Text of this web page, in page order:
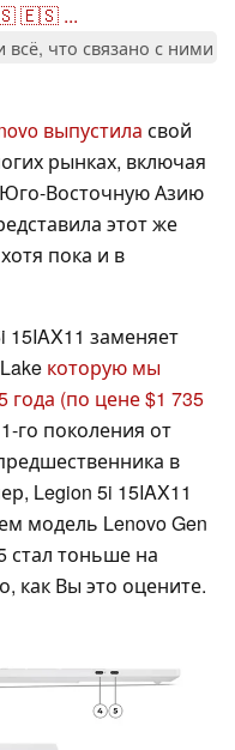
🇪🇸 ...
всё, что связано с ними
выпустила свой
рынках, включая
Восточную Азию
этот же
пока и в
15IAX11 заменяет
которую мы
года (по цене $1 735
го поколения от
в
Legion 5i 15IAX11
модель Lenovo Gen
стал тоньше на
как Вы это оцените.